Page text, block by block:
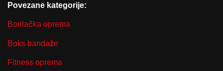
Povezane kategorije:
Borilačka oprema
Boks bandaže
Fitness oprema